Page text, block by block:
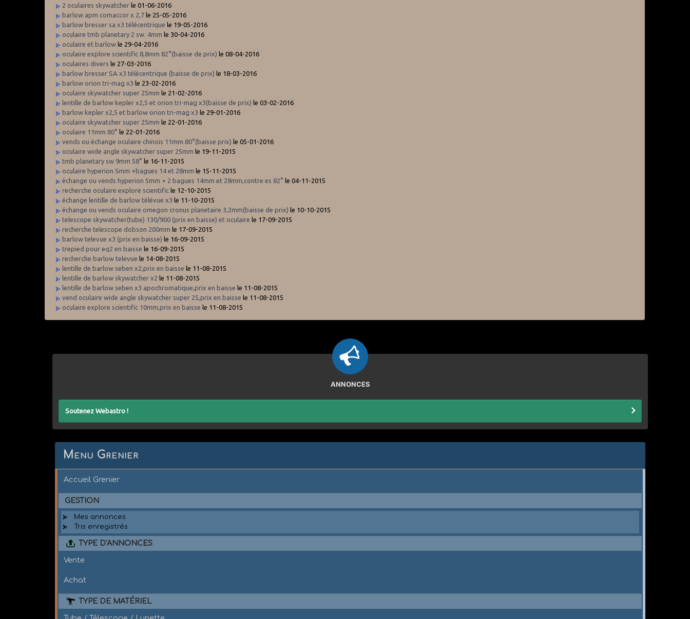
2 oculaires skywatcher le 01-06-2016
barlow apm comaccor x 2,7 le 25-05-2016
barlow bresser sa x3 télécentrique le 19-05-2016
oculaire tmb planetary 2 sw. 4mm le 30-04-2016
oculaire et barlow le 29-04-2016
oculaire explore scientific 8,8mm 82°(baisse de prix) le 08-04-2016
oculaires divers le 27-03-2016
barlow bresser SA x3 télécentrique (baisse de prix) le 18-03-2016
barlow orion tri-mag x3 le 23-02-2016
oculaire skywatcher super 25mm le 21-02-2016
lentille de barlow kepler x2,5 et orion tri-mag x3(baisse de prix) le 03-02-2016
barlow kepler x2,5 et barlow orion tri-mag x3 le 29-01-2016
oculaire skywatcher super 25mm le 22-01-2016
oculaire 11mm 80° le 22-01-2016
vends ou échange oculaire chinois 11mm 80°(baisse prix) le 05-01-2016
oculaire wide angle skywatcher super 25mm le 19-11-2015
tmb planetary sw 9mm 58° le 16-11-2015
oculaire hyperion 5mm +bagues 14 et 28mm le 15-11-2015
échange ou vends hyperion 5mm + 2 bagues 14mm et 28mm,contre es 82° le 04-11-2015
recherche oculaire explore scientific le 12-10-2015
échange lentille de barlow télévue x3 le 11-10-2015
échange ou vends oculaire omegon cronus planetaire 3,2mm(baisse de prix) le 10-10-2015
telescope skywatcher(tube) 130/900 (prix en baisse) et oculaire le 17-09-2015
recherche telescope dobson 200mm le 17-09-2015
barlow televue x3 (prix en baisse) le 16-09-2015
trepied pour eq2 en baisse le 16-09-2015
recherche barlow televue le 14-08-2015
lentille de barlow seben x2,prix en baisse le 11-08-2015
lentille de barlow skywatcher x2 le 11-08-2015
lentille de barlow seben x3 apochromatique,prix en baisse le 11-08-2015
vend oculaire wide angle skywatcher super 25,prix en baisse le 11-08-2015
oculaire explore scientific 10mm,prix en baisse le 11-08-2015
ANNONCES
Soutenez Webastro !
Menu Grenier
Accueil Grenier
GESTION
Mes annonces
Tris enregistrés
TYPE D'ANNONCES
Vente
Achat
TYPE DE MATÉRIEL